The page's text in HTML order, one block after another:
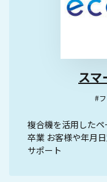
スマ
#
複合機を活用した
卒業 お客様や年月
サポート